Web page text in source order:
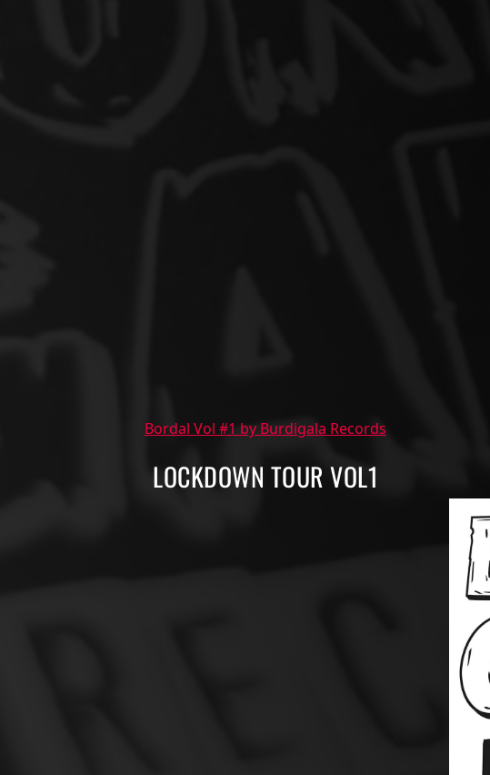
Bordal Vol #1 by Burdigala Records
LOCKDOWN TOUR VOL1